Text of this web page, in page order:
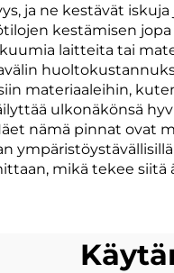
ja ne kestävät
kestämisen
laitteita tai
materiaaleihin,
ulkonäkönsä
nämä pinnat ovat
mikä tekee